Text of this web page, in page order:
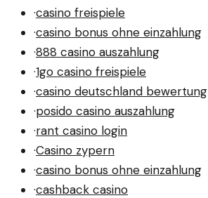
·casino freispiele
·casino bonus ohne einzahlung
·888 casino auszahlung
·1go casino freispiele
·casino deutschland bewertung
·posido casino auszahlung
·rant casino login
·Casino zypern
·casino bonus ohne einzahlung
·cashback casino